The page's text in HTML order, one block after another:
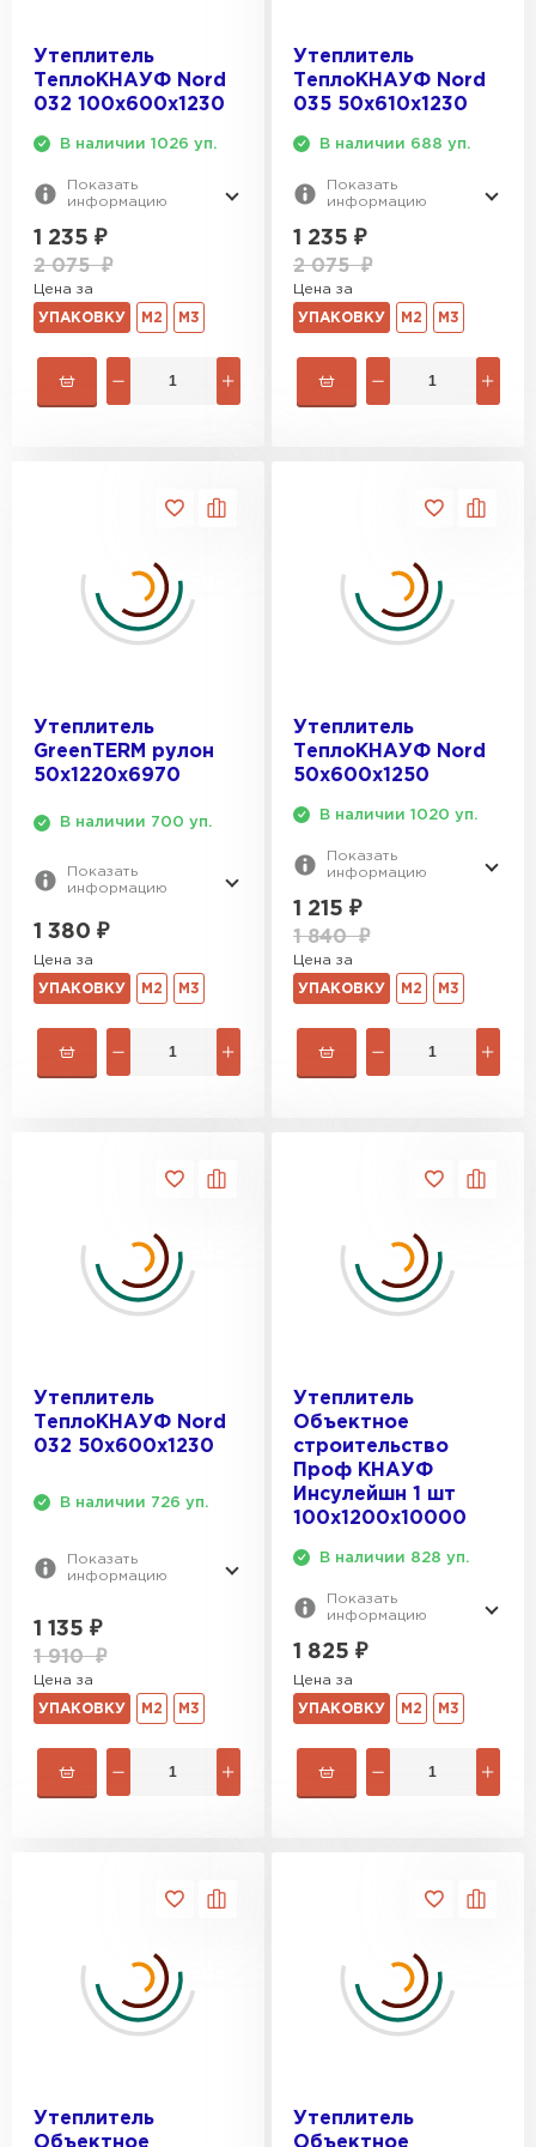
Утеплитель
ТеплоКНАУФ Nord
032 100х600х1230
В наличии 1026 уп.
Показать
информацию
1 235 ₽
2 075₽
Цена за
УПАКОВКУ М2 М3
Утеплитель
ТеплоКНАУФ Nord
035 50х610х1230
В наличии 688 уп.
Показать
информацию
1 235 ₽
2 075₽
Цена за
УПАКОВКУ М2 М3
Утеплитель
GreenTERM рулон
50х1220х6970
В наличии 700 уп.
Показать
информацию
1 380 ₽
Цена за
УПАКОВКУ М2 М3
Утеплитель
ТеплоКНАУФ Nord
50х600х1250
В наличии 1020 уп.
Показать
информацию
1 215 ₽
1 840₽
Цена за
УПАКОВКУ М2 М3
Утеплитель
ТеплоКНАУФ Nord
032 50х600х1230
В наличии 726 уп.
Показать
информацию
1 135 ₽
1 910₽
Цена за
УПАКОВКУ М2 М3
Утеплитель
Объектное
строительство
Проф КНАУФ
Инсулейшн 1 шт
100х1200х10000
В наличии 828 уп.
Показать
информацию
1 825 ₽
Цена за
УПАКОВКУ М2 М3
Утеплитель
Объектное
Утеплитель
Объектное
Утеплитель Теплекс
Утеплитель Изомин
Утеплитель Isover
Утеплитель Paroc
Утеплитель Rockwool
Утеплитель Технониколь
Утеплитель Ursa
ПЕРЕЙТИ
Утеплитель Юматекс Термо
Гипсокартон
ПЕРЕЙТИ
Сэндвич-панели